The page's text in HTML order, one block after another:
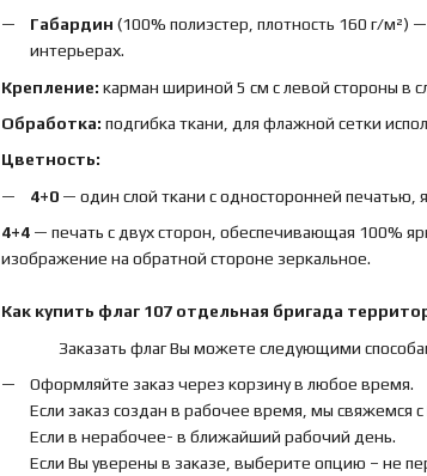
Габардин (100% полиэстер, плотность 160 г/м²)
интерьерах.
Крепление: карман шириной 5 см с левой стороны в
Обработка: подгибка ткани, для флажной сетки
Цветность:
4+0— один слой ткани с односторонней печатью,
4+4— печать с двух сторон, обеспечивающая 100%
изображение на обратной стороне зеркальное.
Как купить флаг 107 отдельная бригада
Заказать флаг Вы можете следующими
Оформляйте заказ через корзину в любое время.
Если заказ создан в рабочее время, мы свяжемся
Если в нерабочее- в ближайший рабочий день.
Если Вы уверены в заказе, выберите опцию – не